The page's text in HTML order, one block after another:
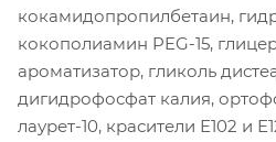
кокамидопропилбетаин,
кокополиамин PEG-15,
ароматизатор, гликоль
дигидрофосфат калия,
лаурет-10, красители Е102 и